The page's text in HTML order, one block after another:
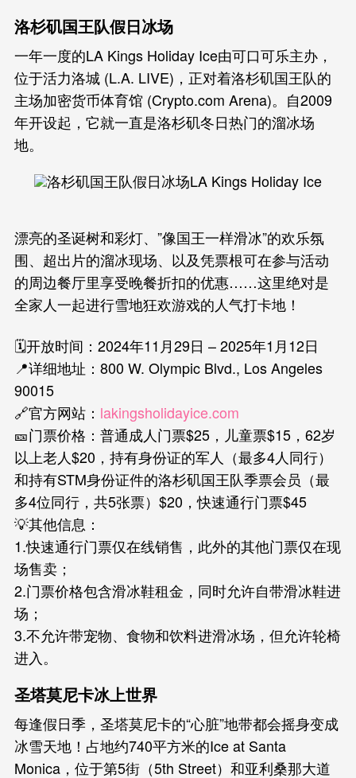
洛杉矶国王队假日冰场
一年一度的LA Kings Holiday Ice由可口可乐主办，
位于活力洛城 (L.A. LIVE)，正对着洛杉矶国王队的
主场加密货币体育馆 (Crypto.com Arena)。自2009
年开设起，它就一直是洛杉矶冬日热门的溜冰场
地。
漂亮的圣诞树和彩灯、”像国王一样滑冰”的欢乐氛
围、超出片的溜冰现场、以及凭票根可在参与活动
的周边餐厅里享受晚餐折扣的优惠……这里绝对是
全家人一起进行雪地狂欢游戏的人气打卡地！
🗓️开放时间：2024年11月29日 – 2025年1月12日
📍详细地址：800 W. Olympic Blvd., Los Angeles
90015
🔗官方网站： lakingsholidayice.com
🎫门票价格：普通成人门票$25，儿童票$15，62岁
以上老人$20，持有身份证的军人（最多4人同行）
和持有STM身份证件的洛杉矶国王队季票会员（最
多4位同行，共5张票）$20，快速通行门票$45
💡其他信息：
1.快速通行门票仅在线销售，此外的其他门票仅在现
场售卖；
2.门票价格包含滑冰鞋租金，同时允许自带滑冰鞋进
场；
3.不允许带宠物、食物和饮料进滑冰场，但允许轮椅
进入。
圣塔莫尼卡冰上世界
每逢假日季，圣塔莫尼卡的“心脏”地带都会摇身变成
冰雪天地！占地约740平方米的Ice at Santa
Monica，位于第5街（5th Street）和亚利桑那大道